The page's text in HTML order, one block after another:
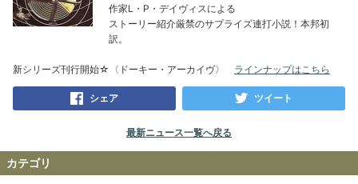
作家L・P・デイヴィスによる
ストーリー紹介厳禁のサプライズ連打小説！本邦初
訳。
新シリーズ刊行開始☆〈ドーキー・アーカイヴ〉 ラインナップはこちら
シェア ツイート
最新ニュース一覧へ戻る
カテゴリ